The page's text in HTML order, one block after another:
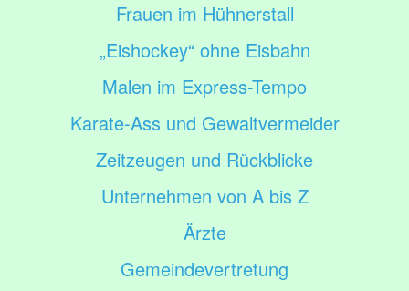
Frauen im Hühnerstall
„Eishockey“ ohne Eisbahn
Malen im Express-Tempo
Karate-Ass und Gewaltvermeider
Zeitzeugen und Rückblicke
Unternehmen von A bis Z
Ärzte
Gemeindevertretung